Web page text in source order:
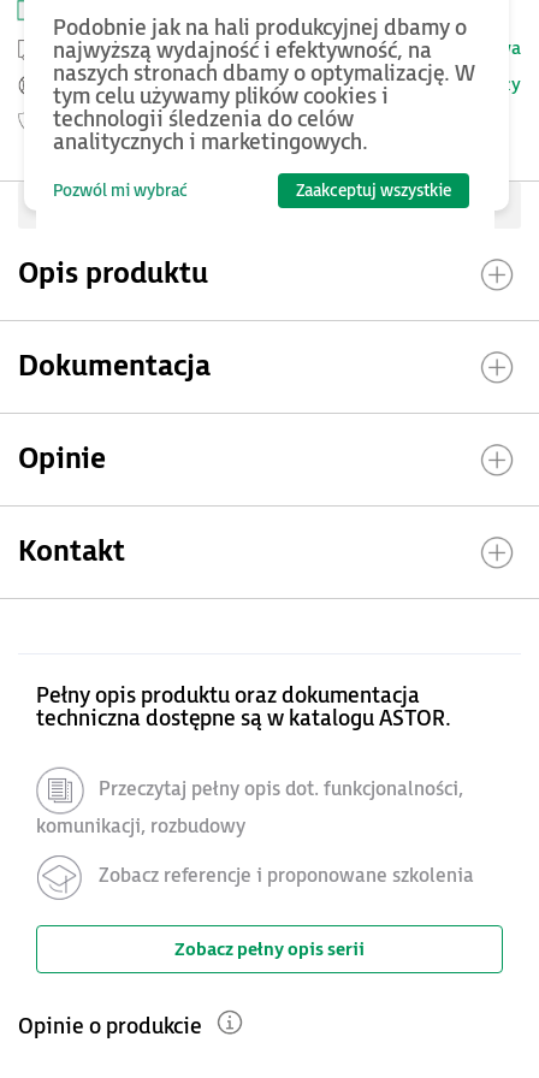
Przesyłka kurierska -25 PLN netto
Dostawa
Pomoc Techniczna ASTOR
Szczegóły
Gwarancja18 miesięcy
Oceń produkt
Opis produktu
Dokumentacja
Opinie
Kontakt
Pełny opis produktu oraz dokumentacja
techniczna dostępne są w katalogu ASTOR.
Przeczytaj pełny opis dot. funkcjonalności,
komunikacji, rozbudowy
Zobacz referencje i proponowane szkolenia
Zobacz pełny opis serii
Opinie o produkcie
Podobnie jak na hali produkcyjnej dbamy o
najwyższą wydajność i efektywność, na
naszych stronach dbamy o optymalizację. W
tym celu używamy plików cookies i
technologii śledzenia do celów
analitycznych i marketingowych.
Pozwól mi wybrać Zaakceptuj wszystkie